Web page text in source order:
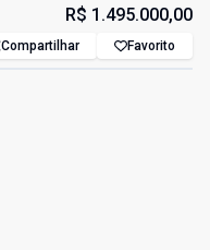
R$ 1.495.000,00
Compartilhar Favorito